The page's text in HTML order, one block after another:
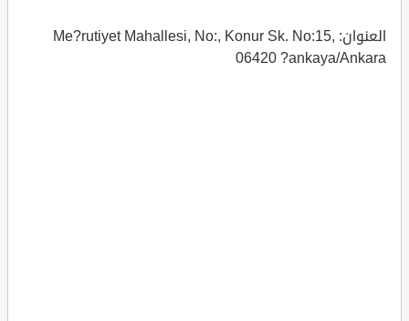
العنوان: Me?rutiyet Mahallesi, No:, Konur Sk. No:15,
06420 ?ankaya/Ankara